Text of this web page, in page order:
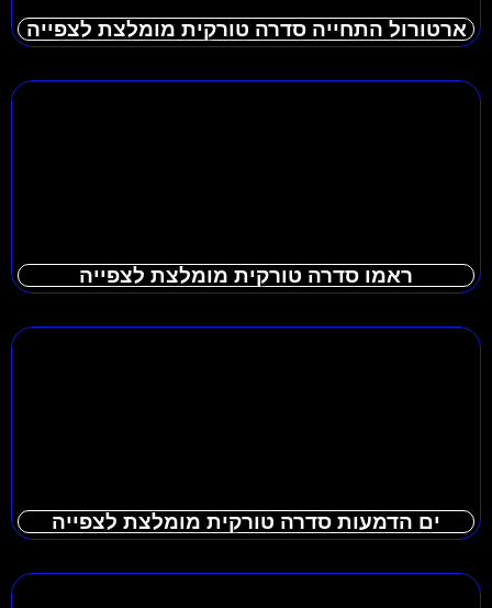
ארטורול התחייה סדרה טורקית מומלצת לצפייה
ראמו סדרה טורקית מומלצת לצפייה
ים הדמעות סדרה טורקית מומלצת לצפייה